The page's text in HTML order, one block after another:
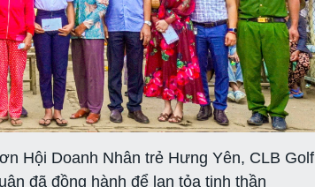
Hội Doanh Nhân trẻ Hưng Yên, CLB Golf
đã đồng hành để lan tỏa tinh thần